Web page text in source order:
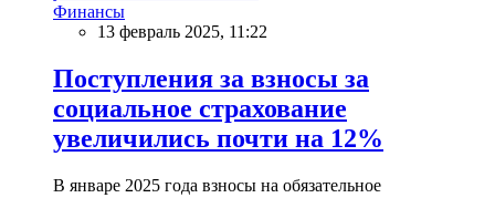
Финансы
13 февраль 2025, 11:22
Поступления за взносы за
социальное страхование
увеличились почти на 12%
В январе 2025 года взносы на обязательное